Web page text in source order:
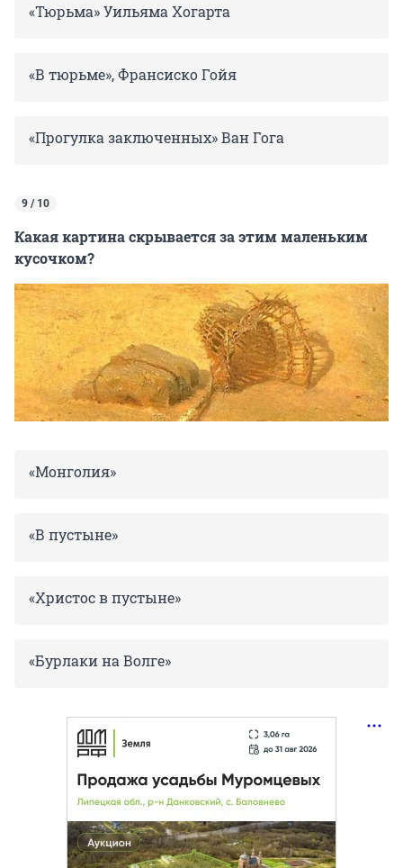
«Тюрьма» Уильяма Хогарта
«В тюрьме», Франсиско Гойя
«Прогулка заключенных» Ван Гога
9 / 10
Какая картина скрывается за этим маленьким
кусочком?
«Монголия»
«В пустыне»
«Христос в пустыне»
«Бурлаки на Волге»